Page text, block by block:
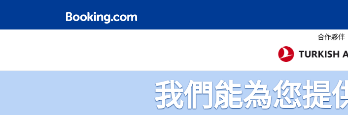
合作夥伴
我們能為您提